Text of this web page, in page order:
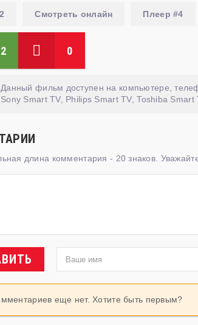
Смотреть онлайн Плеер #4
2 0
Данный фильм доступен на компьютере,
Sony Smart TV, Philips Smart TV, Toshiba
длина комментария - 20 знаков.
еще нет. Хотите быть первым?